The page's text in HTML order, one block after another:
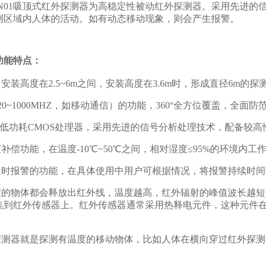
吸顶式红外探测器为高稳定性被动红外探测器。采用先进
域内人体的活动。如有动态移动现象，则会产生报警。
特点：
装高度在2.5~6m之间，安装高度在3.6m时，形成直径6m的探
，如移动通信）的功能，360°全方位覆盖，全面防
功耗CMOS处理器，采用先进的信号分析处理技术，配备较
偿功能，在温度-10℃~50℃之间，相对湿度≤95%的环境内工作
报警的功能，在具体使用中用户可根据情况，将报警持续时
物体都会释放出红外线，温度越高，红外辐射的峰值波长越
红外传感器上。红外传感器通常采用热释电元件，这种元
器就是探测有温度的移动物体，比如人体在横向穿过红外探